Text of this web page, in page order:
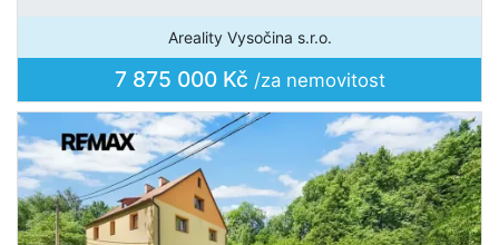
Areality Vysočina s.r.o.
7 875 000 Kč /za nemovitost